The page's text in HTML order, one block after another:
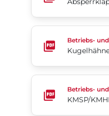
Kugelhähne Mit
KMSP/KMHP/KMHT/